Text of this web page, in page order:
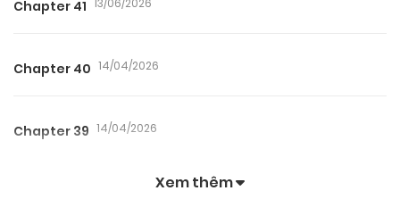
Chapter 41
Chapter 40 14/04/2026
Chapter 39 14/04/2026
14/04/2026Xem thêm